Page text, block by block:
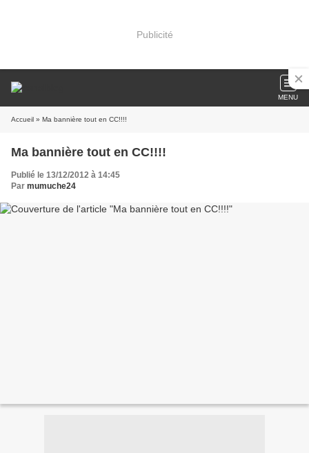
Publicité
MENU
Accueil » Ma bannière tout en CC!!!!
Ma bannière tout en CC!!!!
Publié le 13/12/2012 à 14:45
Par mumuche24